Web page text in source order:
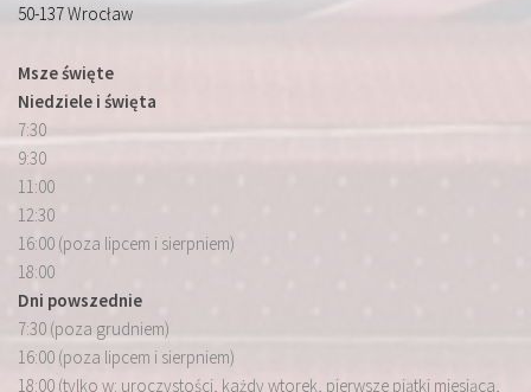
50-137 Wrocław
Msze święte
Niedziele i święta
7:30
9:30
11:00
12:30
16:00 (poza lipcem i sierpniem)
18:00
Dni powszednie
7:30 (poza grudniem)
16:00 (poza lipcem i sierpniem)
18:00 (tylko w: uroczystości, każdy wtorek, pierwsze piątki miesiąca,